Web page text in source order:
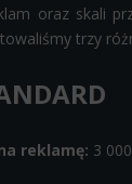
oraz skali
trzy
reklamę: 3